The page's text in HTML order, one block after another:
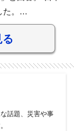
た。…
話題、災害や事